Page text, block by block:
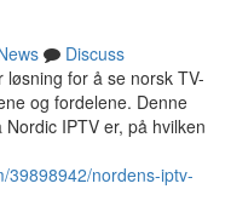
Discuss
for å se norsk TV-
og fordelene. Denne
IPTV er, på hvilken
39898942/nordens-iptv-